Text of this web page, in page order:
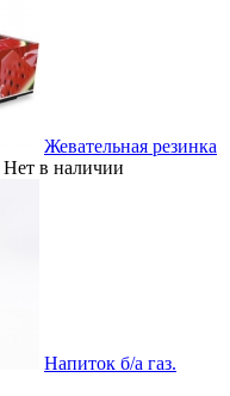
Жевательная резинка
Нет в наличии
Напиток б/а газ.